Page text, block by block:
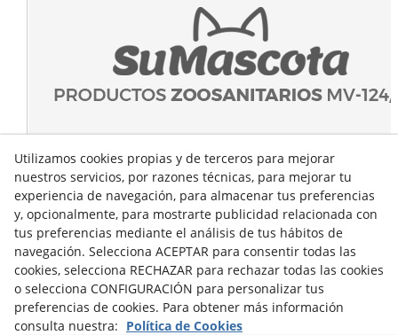
Utilizamos cookies propias y de terceros para mejorar
nuestros servicios, por razones técnicas, para mejorar tu
experiencia de navegación, para almacenar tus preferencias
y, opcionalmente, para mostrarte publicidad relacionada con
tus preferencias mediante el análisis de tus hábitos de
navegación. Selecciona ACEPTAR para consentir todas las
cookies, selecciona RECHAZAR para rechazar todas las cookies
o selecciona CONFIGURACIÓN para personalizar tus
preferencias de cookies. Para obtener más información
consulta nuestra: Política de Cookies